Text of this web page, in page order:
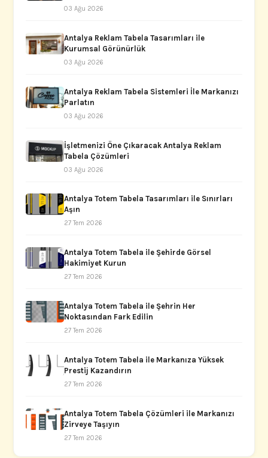
03 Ağu 2026
Antalya Reklam Tabela Tasarımları ile
Kurumsal Görünürlük
03 Ağu 2026
Antalya Reklam Tabela Sistemleri İle Markanızı
Parlatın
03 Ağu 2026
İşletmenizi Öne Çıkaracak Antalya Reklam
Tabela Çözümleri
03 Ağu 2026
Antalya Totem Tabela Tasarımları ile Sınırları
Aşın
27 Tem 2026
Antalya Totem Tabela ile Şehirde Görsel
Hakimiyet Kurun
27 Tem 2026
Antalya Totem Tabela ile Şehrin Her
Noktasından Fark Edilin
27 Tem 2026
Antalya Totem Tabela ile Markanıza Yüksek
Prestij Kazandırın
27 Tem 2026
Antalya Totem Tabela Çözümleri ile Markanızı
Zirveye Taşıyın
27 Tem 2026